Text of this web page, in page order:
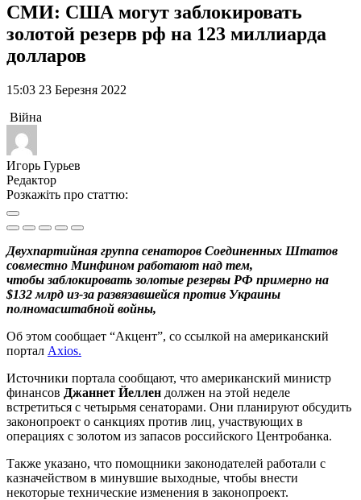
СМИ: США могут заблокировать
золотой резерв рф на 123 миллиарда
долларов
15:03 23 Березня 2022
Війна
Игорь Гурьев
Редактор
Розкажіть про статтю:
Двухпартийная группа сенаторов Соединенных Штатов
совместно Минфином работают над тем,
чтобы заблокировать золотые резервы РФ примерно на
$132 млрд из-за развязавшейся против Украины
полномасштабной войны,
Об этом сообщает “Акцент”, со ссылкой на американский
портал Axios.
Источники портала сообщают, что американский министр
финансов Джаннет Йеллен должен на этой неделе
встретиться с четырьмя сенаторами. Они планируют обсудить
законопроект о санкциях против лиц, участвующих в
операциях с золотом из запасов российского Центробанка.
Также указано, что помощники законодателей работали с
казначейством в минувшие выходные, чтобы внести
некоторые технические изменения в законопроект.